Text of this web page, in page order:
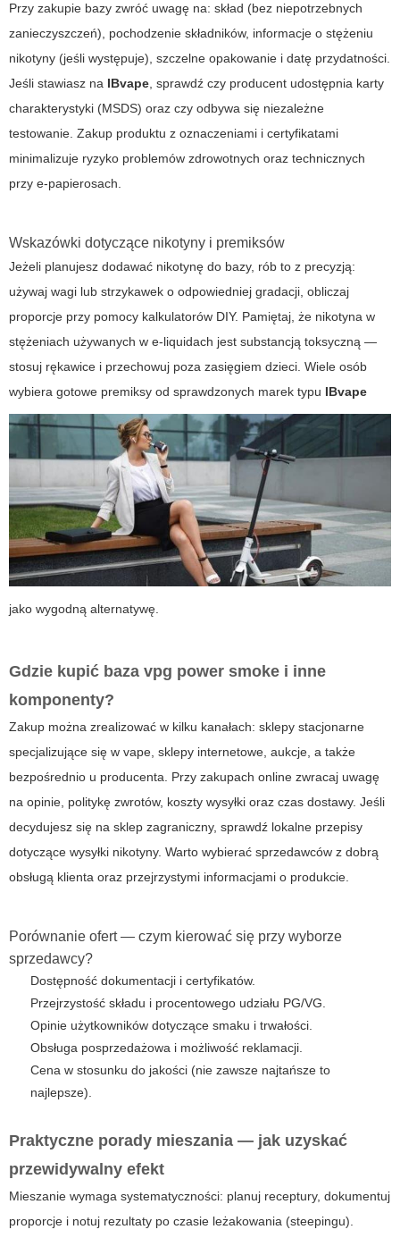
Przy zakupie bazy zwróć uwagę na: skład (bez niepotrzebnych
zanieczyszczeń), pochodzenie składników, informacje o stężeniu
nikotyny (jeśli występuje), szczelne opakowanie i datę przydatności.
Jeśli stawiasz na IBvape, sprawdź czy producent udostępnia karty
charakterystyki (MSDS) oraz czy odbywa się niezależne
testowanie. Zakup produktu z oznaczeniami i certyfikatami
minimalizuje ryzyko problemów zdrowotnych oraz technicznych
przy e-papierosach.
Wskazówki dotyczące nikotyny i premiksów
Jeżeli planujesz dodawać nikotynę do bazy, rób to z precyzją:
używaj wagi lub strzykawek o odpowiedniej gradacji, obliczaj
proporcje przy pomocy kalkulatorów DIY. Pamiętaj, że nikotyna w
stężeniach używanych w e-liquidach jest substancją toksyczną —
stosuj rękawice i przechowuj poza zasięgiem dzieci. Wiele osób
wybiera gotowe premiksy od sprawdzonych marek typu IBvape
jako wygodną alternatywę.
Gdzie kupić baza vpg power smoke i inne
komponenty?
Zakup można zrealizować w kilku kanałach: sklepy stacjonarne
specjalizujące się w vape, sklepy internetowe, aukcje, a także
bezpośrednio u producenta. Przy zakupach online zwracaj uwagę
na opinie, politykę zwrotów, koszty wysyłki oraz czas dostawy. Jeśli
decydujesz się na sklep zagraniczny, sprawdź lokalne przepisy
dotyczące wysyłki nikotyny. Warto wybierać sprzedawców z dobrą
obsługą klienta oraz przejrzystymi informacjami o produkcie.
Porównanie ofert — czym kierować się przy wyborze
sprzedawcy?
Dostępność dokumentacji i certyfikatów.
Przejrzystość składu i procentowego udziału PG/VG.
Opinie użytkowników dotyczące smaku i trwałości.
Obsługa posprzedażowa i możliwość reklamacji.
Cena w stosunku do jakości (nie zawsze najtańsze to
najlepsze).
Praktyczne porady mieszania — jak uzyskać
przewidywalny efekt
Mieszanie wymaga systematyczności: planuj receptury, dokumentuj
proporcje i notuj rezultaty po czasie leżakowania (steepingu).